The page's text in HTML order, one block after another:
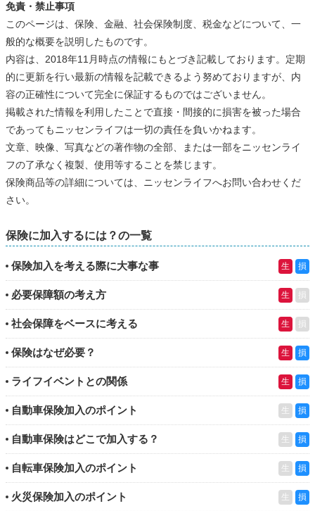
免責・禁止事項
このページは、保険、金融、社会保険制度、税金などについて、一
般的な概要を説明したものです。
内容は、2018年11月時点の情報にもとづき記載しております。定期
的に更新を行い最新の情報を記載できるよう努めておりますが、内
容の正確性について完全に保証するものではございません。
掲載された情報を利用したことで直接・間接的に損害を被った場合
であってもニッセンライフは一切の責任を負いかねます。
文章、映像、写真などの著作物の全部、または一部をニッセンライ
フの了承なく複製、使用等することを禁じます。
保険商品等の詳細については、ニッセンライフへお問い合わせくだ
さい。
保険に加入するには？の一覧
保険加入を考える際に大事な事 生 損
必要保障額の考え方 生 損
社会保障をベースに考える 生 損
保険はなぜ必要？ 生 損
ライフイベントとの関係 生 損
自動車保険加入のポイント 生 損
自動車保険はどこで加入する？ 生 損
自転車保険加入のポイント 生 損
火災保険加入のポイント 生 損